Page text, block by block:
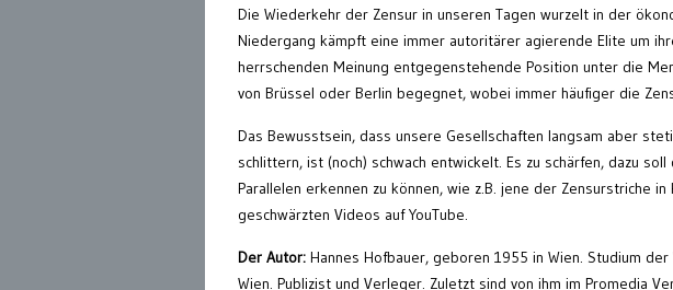
Die Wiederkehr der Zensur in unseren Tagen wurzelt in der
Niedergang kämpft eine immer autoritärer agierende Elite um
herrschenden Meinung entgegenstehende Position unter die
von Brüssel oder Berlin begegnet, wobei immer häufiger die
Das Bewusstsein, dass unsere Gesellschaften langsam aber
schlittern, ist (noch) schwach entwickelt. Es zu schärfen, dazu
Parallelen erkennen zu können, wie z.B. jene der Zensurstriche
geschwärzten Videos auf YouTube.
Der Autor: Hannes Hofbauer, geboren 1955 in Wien. Studium
Wien. Publizist und Verleger. Zuletzt sind von ihm im Promedia